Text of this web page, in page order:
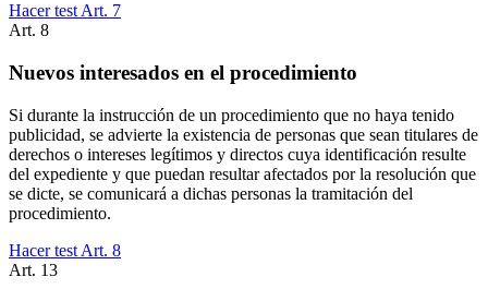
Hacer test Art. 7
Art. 8
Nuevos interesados en el procedimiento
Si durante la instrucción de un procedimiento que no haya tenido
publicidad, se advierte la existencia de personas que sean titulares de
derechos o intereses legítimos y directos cuya identificación resulte
del expediente y que puedan resultar afectados por la resolución que
se dicte, se comunicará a dichas personas la tramitación del
procedimiento.
Hacer test Art. 8
Art. 13